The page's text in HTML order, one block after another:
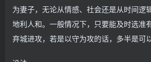
为妻子，无论从情感、社会还是从时间逻
地利人和。一般情况下，只要能及时选准
弃城进攻，若是以守为攻的话，多半是可